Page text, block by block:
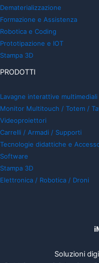
Dematerializzazione
Formazione e Assistenza
Robotica e Coding
Prototipazione e IOT
Stampa 3D
PRODOTTI
Lavagne interattive multimediali
Monitor Multitouch / Totem /
Videoproiettori
Carrelli / Armadi / Supporti
Tecnologie didattiche e
Software
Stampa 3D
Elettronica / Robotica / Droni
Soluzioni